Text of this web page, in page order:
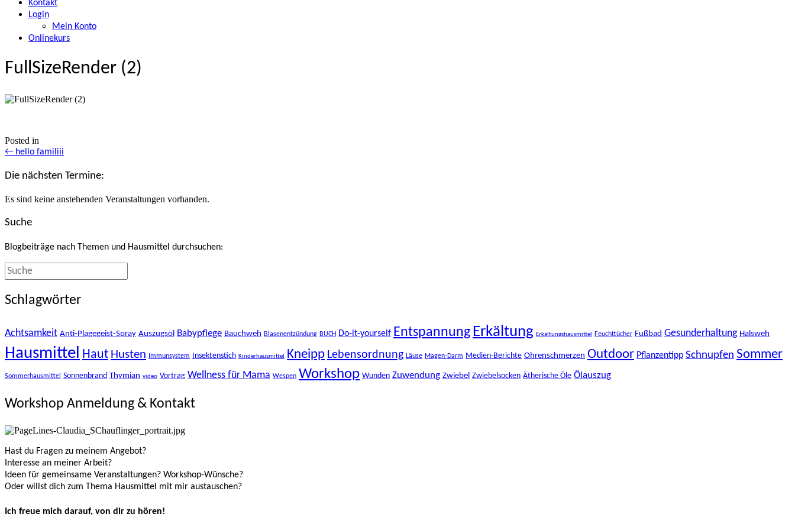
Kontakt
Login
Mein Konto
Onlinekurs
FullSizeRender (2)
Posted in
Posts
navigation
← hello familiii
Die nächsten Termine:
Es sind keine anstehenden Veranstaltungen vorhanden.
Suche
Blogbeiträge nach Themen und Hausmittel durchsuchen:
Schlagwörter
Achtsamkeit Anti-Plagegeist-Spray Auszugsöl Babypflege Bauchweh Blasenentzündung BUCH Do-it-yourself Entspannung Erkältung Erkältungshausmittel Feuchttücher Fußbad Gesunderhaltung Halsweh
Hausmittel Haut Husten Immunsystem Insektenstich Kinderhausmittel Kneipp Lebensordnung Läuse Magen-Darm Medien-Berichte Ohrenschmerzen Outdoor Pflanzentipp Schnupfen Sommer
Sommerhausmittel Sonnenbrand Thymian video Vortrag Wellness für Mama Wespen Workshop Wunden Zuwendung Zwiebel Zwiebelsocken Ätherische Öle Ölauszug
Workshop Anmeldung & Kontakt
Hast du Fragen zu meinem Angebot?
Interesse an meiner Arbeit?
Ideen für gemeinsame Veranstaltungen? Workshop-Wünsche?
Oder willst dich zum Thema Hausmittel mit mir austauschen?
Ich freue mich darauf, von dir zu hören!